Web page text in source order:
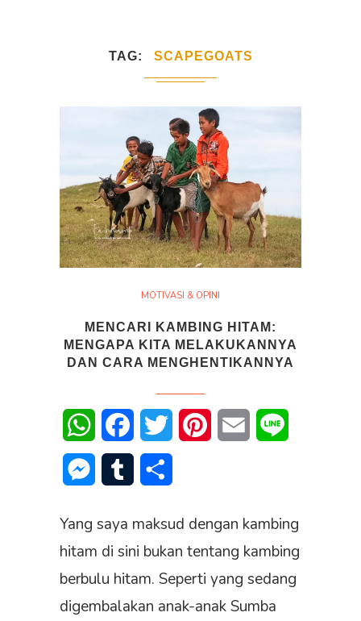
TAG SCAPEGOATS
MOTIVASI & OPINI
MENCARI KAMBING HITAM:
MENGAPA KITA MELAKUKANNYA
DAN CARA MENGHENTIKANNYA
WhatsAppFacebookTwitter PinterestEmail
Messenger
Tumblr
Yang saya maksud dengan kambing
hitam di sini bukan tentang kambing
berbulu hitam. Seperti yang sedang
digembalakan anak-anak Sumba